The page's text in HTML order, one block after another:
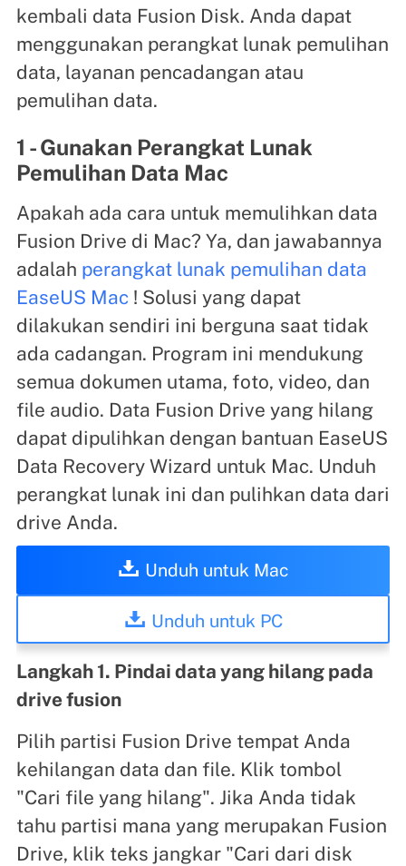
kembali data Fusion Disk. Anda dapat
menggunakan perangkat lunak pemulihan
data, layanan pencadangan atau
pemulihan data.
1 - Gunakan Perangkat Lunak
Pemulihan Data Mac
Apakah ada cara untuk memulihkan data
Fusion Drive di Mac? Ya, dan jawabannya
adalah perangkat lunak pemulihan data
EaseUS Mac! Solusi yang dapat
dilakukan sendiri ini berguna saat tidak
ada cadangan. Program ini mendukung
semua dokumen utama, foto, video, dan
file audio. Data Fusion Drive yang hilang
dapat dipulihkan dengan bantuan EaseUS
Data Recovery Wizard untuk Mac. Unduh
perangkat lunak ini dan pulihkan data dari
drive Anda.
Unduh untuk Mac
Unduh untuk PC
Langkah 1. Pindai data yang hilang pada
drive fusion
Pilih partisi Fusion Drive tempat Anda
kehilangan data dan file. Klik tombol
"Cari file yang hilang". Jika Anda tidak
tahu partisi mana yang merupakan Fusion
Drive, klik teks jangkar "Cari dari disk